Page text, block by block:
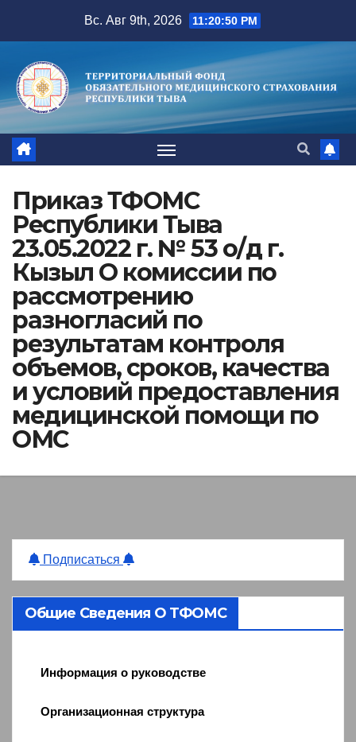
содержимому
Вс. Авг 9th, 2026 11:20:50 PM
Приказ ТФОМС
Республики Тыва
23.05.2022 г. № 53 о/д г.
Кызыл О комиссии по
рассмотрению
разногласий по
результатам контроля
объемов, сроков, качества
и условий предоставления
медицинской помощи по
ОМС
Подписаться
Общие Сведения О ТФОМС
Информация о руководстве
Организационная структура